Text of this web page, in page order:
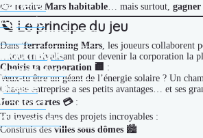
Adhérer
Agenda
Actus
ludothèque
partenaires
presse
Contact
Connexion
👉 rendre Mars habitable… mais surtout,
🪐Le principe du jeu
DansTerraforming Mars, les joueurs collaborent
…tout en rivalisant pour devenir la corporation la
Choisis ta corporation 🏢
:
Veux-tu être un géant de l’énergie solaire ? Un
Chaque entreprise a ses petits avantages… et ses
Joue tes cartes 💳:
Tu investis dans des projets incroyables :
Construis desvilles sous dômes 🏙️